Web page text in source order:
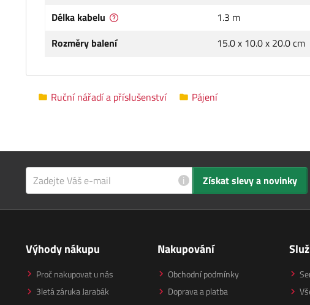
Délka kabelu
1.3 m
Rozměry balení
15.0 x 10.0 x 20.0 cm
Ruční nářadí a příslušenství Pájení
i Získat slevy a novinky
Výhody nákupu
Proč nakupovat u nás
3letá záruka Jarabák
Nakupování
Obchodní podmínky
Doprava a platba